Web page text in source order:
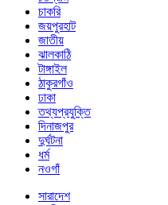
চাকরি
জয়পুরহাট
জাতীয়
ঝালকাঠি
টাঙ্গাইল
ঠাকুরগাঁও
ঢাকা
তথ্যপ্রযুক্তি
দিনাজপুর
দুর্ঘটনা
ধর্ম
নওগাঁ
সারাদেশ